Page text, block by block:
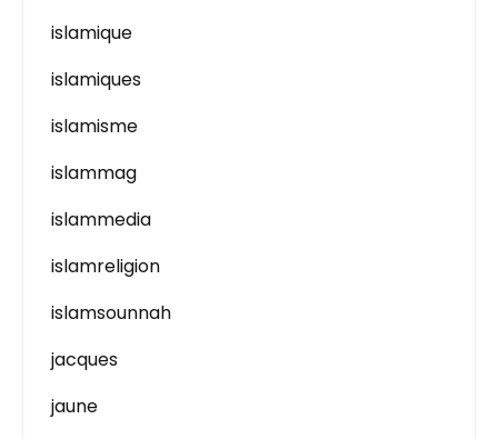
islamique
islamiques
islamisme
islammag
islammedia
islamreligion
islamsounnah
jacques
jaune